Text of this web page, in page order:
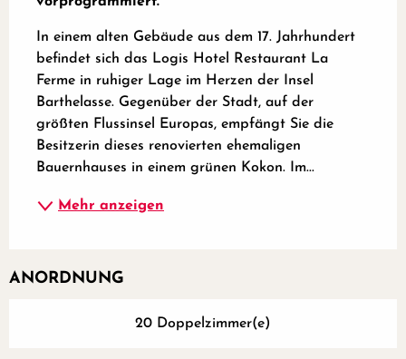
In einem alten Gebäude aus dem 17. Jahrhundert
befindet sich das Logis Hotel Restaurant La
Ferme in ruhiger Lage im Herzen der Insel
Barthelasse. Gegenüber der Stadt, auf der
größten Flussinsel Europas, empfängt Sie die
Besitzerin dieses renovierten ehemaligen
Bauernhauses in einem grünen Kokon. Im...
Mehr anzeigen
ANORDNUNG
20 Doppelzimmer(e)